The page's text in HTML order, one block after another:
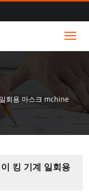
회용 마스크 mchine
킹 기계 일회용